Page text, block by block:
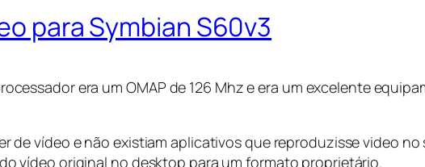
para Symbian S60v3
era um OMAP de 126 Mhz e era um excelente
de vídeo e não existiam aplicativos que reproduzisse video
vídeo original no desktop para um formato proprietário.